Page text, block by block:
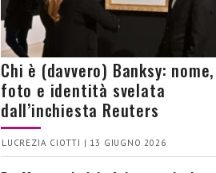
Chi è (davvero) Banksy: nome,
foto e identità svelata
dall’inchiesta Reuters
LUCREZIA CIOTTI | 13 GIUGNO 2026